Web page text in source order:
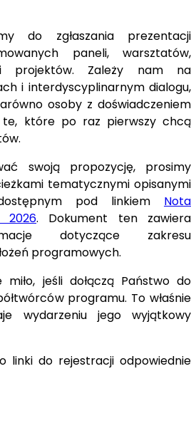
do zgłaszania prezentacji
paneli, warsztatów,
projektów. Zależy nam na
i interdyscyplinarnym dialogu,
osoby z doświadczeniem
te, które po raz pierwszy chcą
swoją propozycję, prosimy
tematycznymi opisanymi
pod linkiem Nota
2026. Dokument ten zawiera
dotyczące zakresu
programowych.
miło, jeśli dołączą Państwo do
programu. To właśnie
wydarzeniu jego wyjątkowy
linki do rejestracji odpowiednie